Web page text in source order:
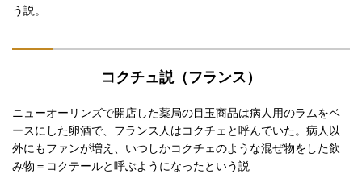
う説。
コクチュ説（フランス）
ニューオーリンズで開店した薬局の目玉商品は病人用のラムをベ
ースにした卵酒で、フランス人はコクチェと呼んでいた。病人以
外にもファンが増え、いつしかコクチェのような混ぜ物をした飲
み物＝コクテールと呼ぶようになったという説